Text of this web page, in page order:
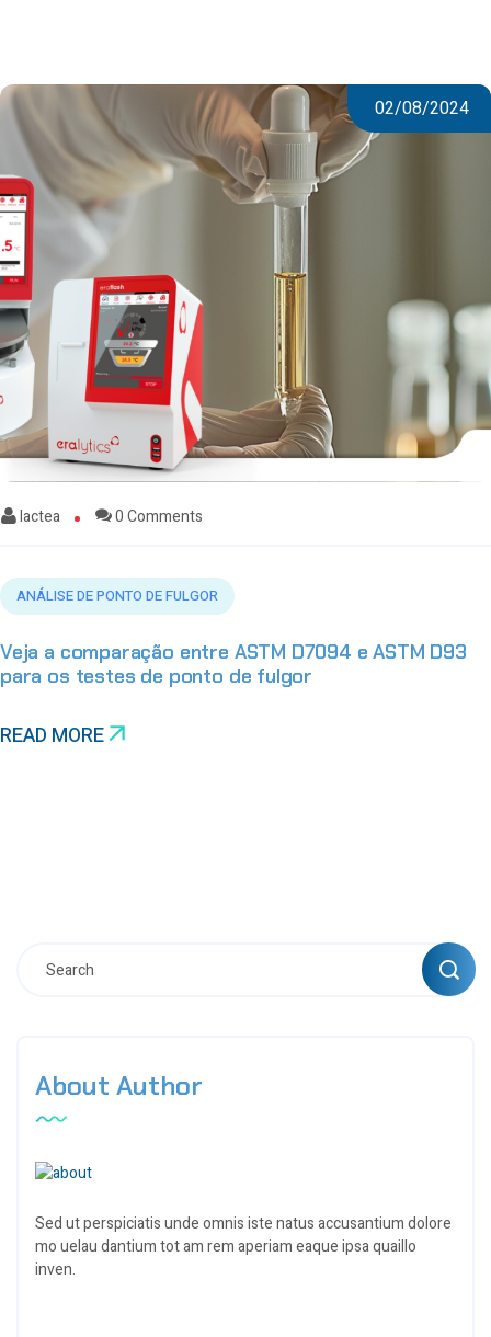
02/08/2024
lactea 0 Comments
ANÁLISE DE PONTO DE FULGOR
Veja a comparação entre ASTM D7094 e ASTM D93
para os testes de ponto de fulgor
READ MORE
About Author
Sed ut perspiciatis unde omnis iste natus accusantium dolore
mo uelau dantium tot am rem aperiam eaque ipsa quaillo
inven.